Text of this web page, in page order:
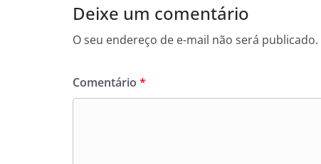
Deixe um comentário
O seu endereço de e-mail não será publicado.
Comentário *